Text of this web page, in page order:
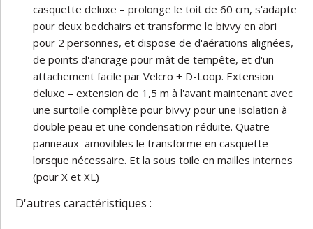
casquette deluxe – prolonge le toit de 60 cm, s'adapte
pour deux bedchairs et transforme le bivvy en abri
pour 2 personnes, et dispose de d'aérations alignées,
de points d'ancrage pour mât de tempête, et d'un
attachement facile par Velcro + D-Loop. Extension
deluxe – extension de 1,5 m à l'avant maintenant avec
une surtoile complète pour bivvy pour une isolation à
double peau et une condensation réduite. Quatre
panneaux amovibles le transforme en casquette
lorsque nécessaire. Et la sous toile en mailles internes
(pour X et XL)
D'autres caractéristiques :